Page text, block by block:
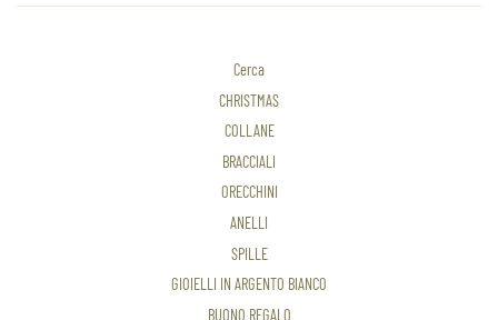
Cerca
CHRISTMAS
COLLANE
BRACCIALI
ORECCHINI
ANELLI
SPILLE
GIOIELLI IN ARGENTO BIANCO
BUONO REGALO